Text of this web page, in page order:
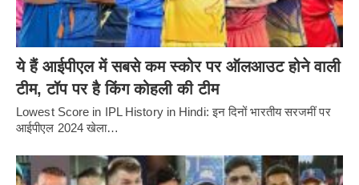
ये हैं आईपीएल में सबसे कम स्कोर पर ऑलआउट होने वाली
टीम, टॉप पर है किंग कोहली की टीम
Lowest Score in IPL History in Hindi: इन दिनों भारतीय सरजमीं पर
आईपीएल 2024 खेला…